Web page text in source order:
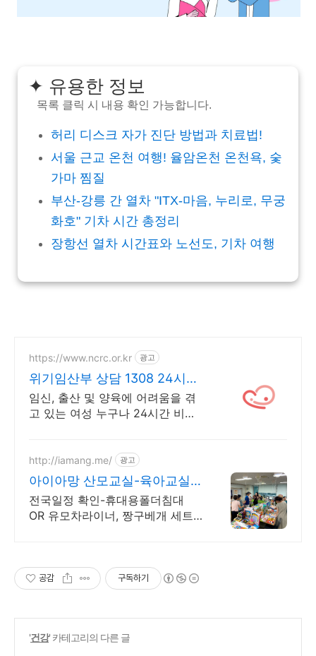
✦ 유용한 정보
목록 클릭 시 내용 확인 가능합니다.
허리 디스크 자가 진단 방법과 치료법!
서울 근교 온천 여행! 율암온천 온천욕, 숯
가마 찜질
부산-강릉 간 열차 "ITX-마음, 누리로, 무궁
화호" 기차 시간 총정리
장항선 열차 시간표와 노선도, 기차 여행
https://www.ncrc.or.kr 광고
위기임산부 상담 1308 24시간
비밀상담
임신, 출산 및 양육에 어려움을 겪
고 있는 여성 누구나 24시간 비밀
http://iamang.me/ 광고
아이아망 산모교실-육아교실 7
월산모교실, 전국산모교실
전국일정 확인-휴대용폴더침대
OR 유모차라이너, 짱구베개 세트
공감 구독하기
'건강' 카테고리의 다른 글